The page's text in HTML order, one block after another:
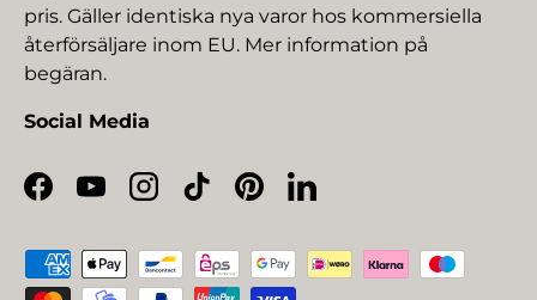
pris. Gäller identiska nya varor hos kommersiella
återförsäljare inom EU. Mer information på
begäran.
Social Media
Facebook
YouTubeInstagram
TikTokPinterestLinkedIn
Betalningsmetoder